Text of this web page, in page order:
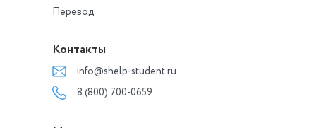
Перевод
Контакты
info@shelp-student.ru
8 (800) 700-0659